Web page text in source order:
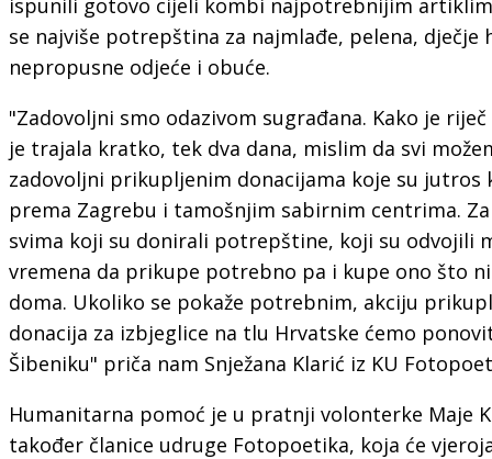
se najviše potrepština za najmlađe, pelena, dječje
nepropusne odjeće i obuće.
"Zadovoljni smo odazivom sugrađana. Kako je
je trajala kratko, tek dva dana, mislim da svi
zadovoljni prikupljenim donacijama koje su jutros
prema Zagrebu i tamošnjim sabirnim centrima.
svima koji su donirali potrepštine, koji su odvojili
vremena da prikupe potrebno pa i kupe ono što
doma. Ukoliko se pokaže potrebnim, akciju
donacija za izbjeglice na tlu Hrvatske ćemo
Šibeniku" priča nam Snježana Klarić iz KU
Humanitarna pomoć je u pratnji volonterke Maje
također članice udruge Fotopoetika, koja će